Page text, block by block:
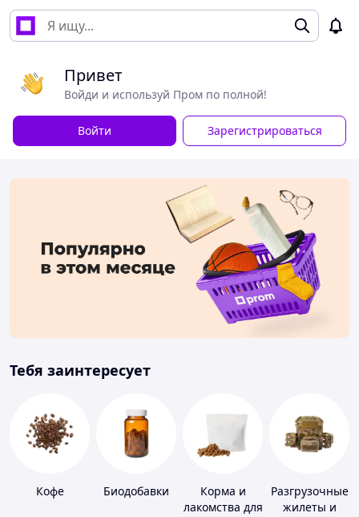
Привет
Войди и используй Пром по полной!
Войти Зарегистрироваться
Тебя заинтересует
Кофе Биодобавки
Корма и
лакомства для
Разгрузочные
жилеты и